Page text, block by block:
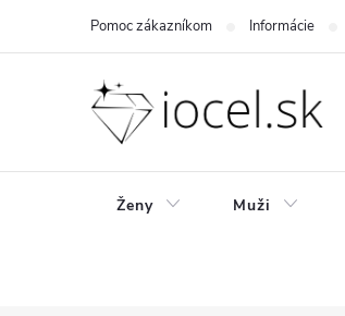
Pomoc zákazníkom Informácie
Ženy Muži